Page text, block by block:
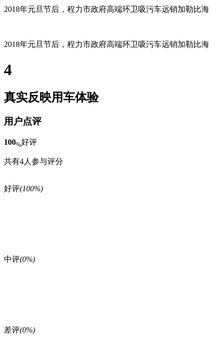
2018年元旦节后，程力市政府高端环卫吸污车远销加勒比海
2018年元旦节后，程力市政府高端环卫吸污车远销加勒比海
4
真实反映用车体验
用户点评
100%好评
共有4人参与评分
好评(100%)
中评(0%)
差评(0%)